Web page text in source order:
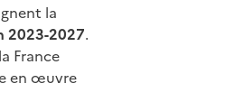
la
2023-2027.
France
en œuvre